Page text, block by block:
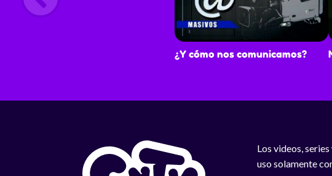
¿Y cómo nos comunicamos?
Los videos,
uso solamente